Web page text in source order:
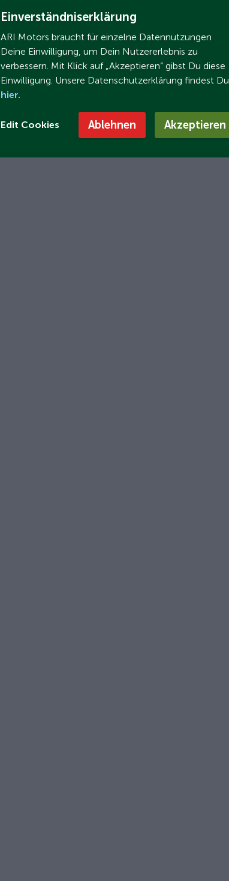
Einverständniserklärung
ARI Motors braucht für einzelne Datennutzungen
Deine Einwilligung, um Dein Nutzererlebnis zu
verbessern. Mit Klick auf „Akzeptieren“ gibst Du diese
Einwilligung. Unsere Datenschutzerklärung findest Du
hier.
Edit Cookies Ablehnen Akzeptieren